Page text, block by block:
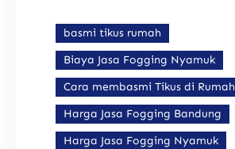
basmi tikus rumah
Biaya Jasa Fogging Nyamuk
Cara membasmi Tikus di Rumah
Harga Jasa Fogging Bandung
Harga Jasa Fogging Nyamuk